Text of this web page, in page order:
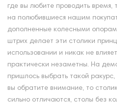
где вы любите проводить время,
на полюбившиеся нашим
дополненные колесными
штрих делает эти столики
использовании и никак не
практически незаметны. На
пришлось выбрать такой
вы обратите внимание, то
сильно отличаются, столы без